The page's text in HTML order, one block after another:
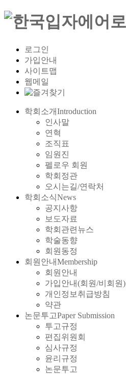
로그인
가입안내
사이트맵
웹메일
학회소개Introduction
인사말
연혁
조직표
임원진
펠로우 회원
학회정관
오시는길/연락처
학회소식News
공지사항
보도자료
학회관련뉴스
학술동향
회원동정
회원안내Membership
회원안내
가입안내(회원/비회원)
개인정보취급방침
약관
논문투고Paper Submission
투고규정
편집위원회
심사규정
윤리규정
논문투고